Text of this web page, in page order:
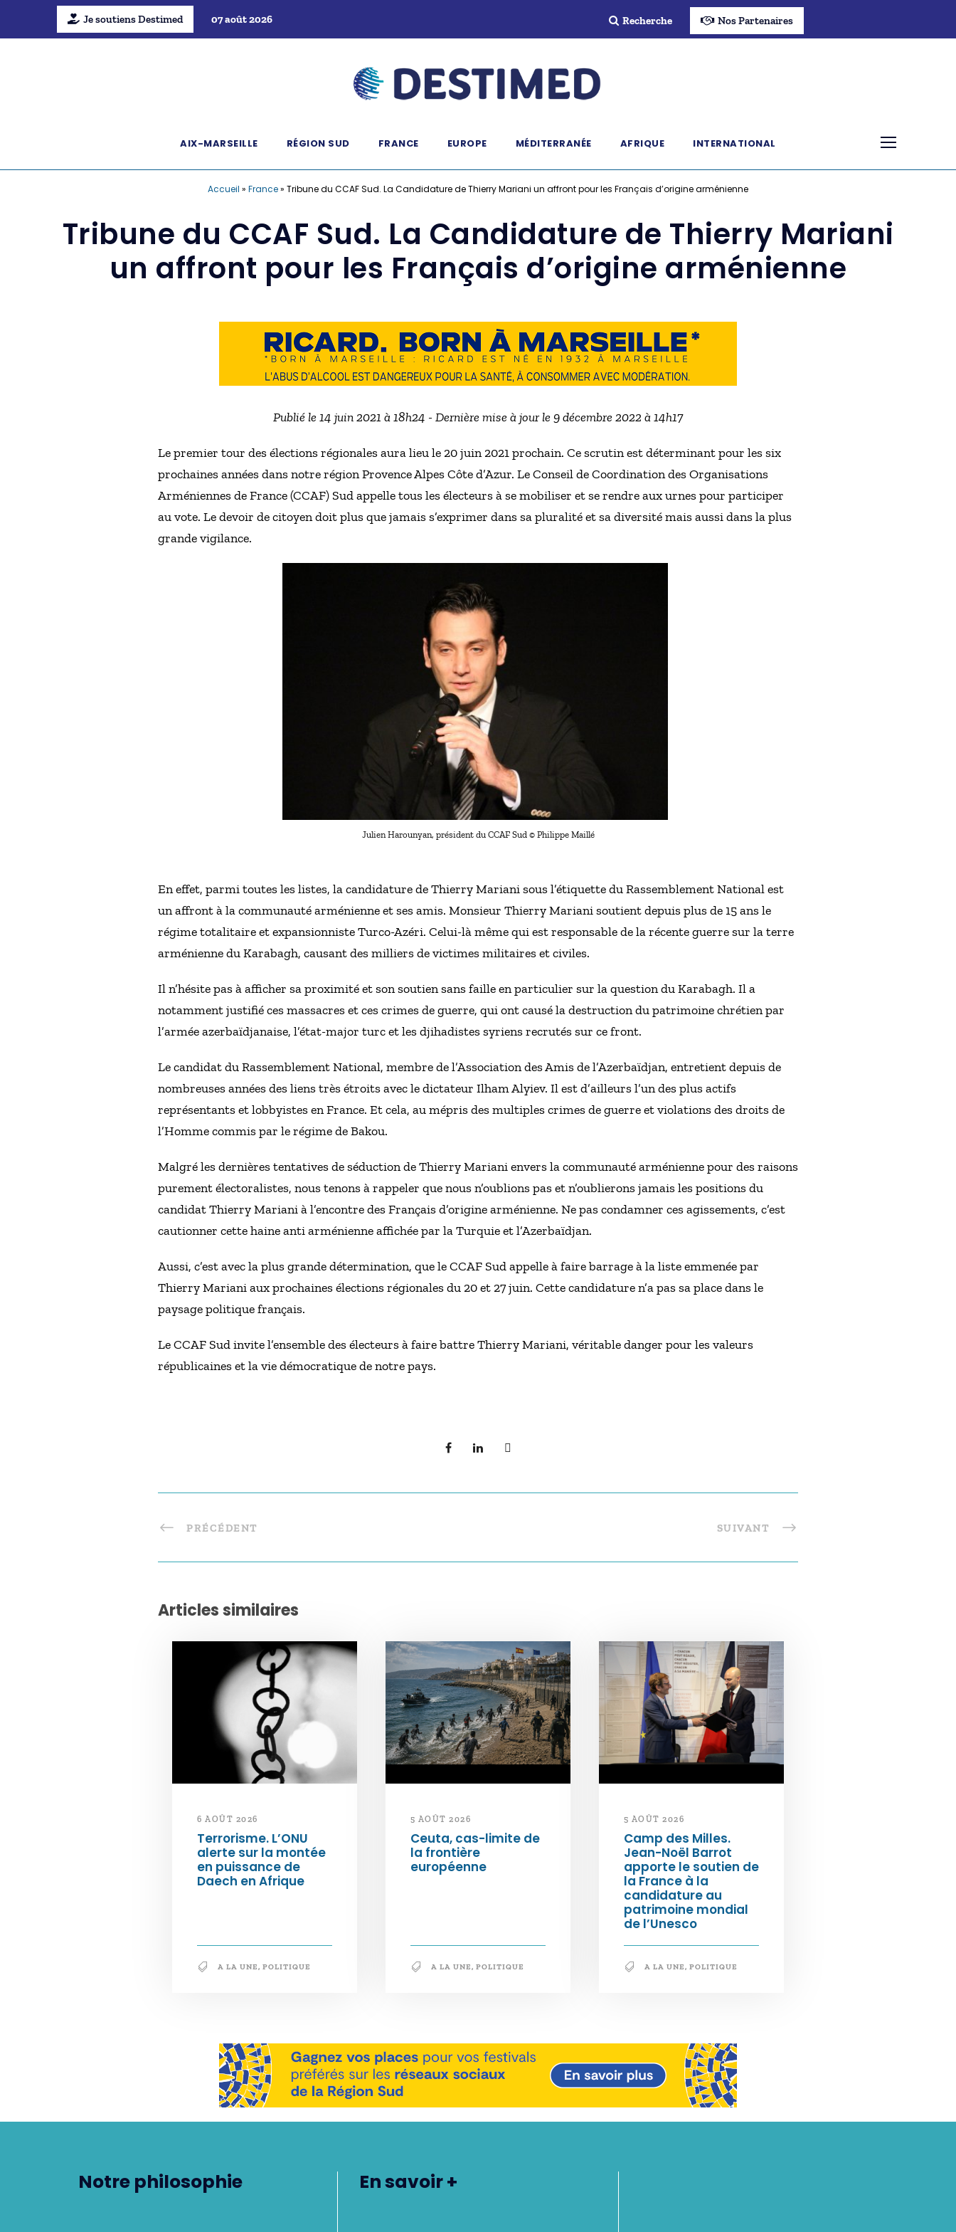
Je soutiens Destimed 07 août 2026 Recherche Nos Partenaires
AIX-MARSEILLE RÉGION SUD FRANCE EUROPE MÉDITERRANÉE AFRIQUE INTERNATIONAL
Accueil » France» Tribune du CCAF Sud. La Candidature de Thierry Mariani un affront pour les Français d’origine arménienne
Tribune du CCAF Sud. La Candidature de Thierry Mariani
un affront pour les Français d’origine arménienne
Publié le 14 juin 2021 à 18h24 - Dernière mise à jour le 9 décembre 2022 à 14h17
Le premier tour des élections régionales aura lieu le 20 juin 2021 prochain. Ce scrutin est déterminant pour les six
prochaines années dans notre région Provence Alpes Côte d’Azur. Le Conseil de Coordination des Organisations
Arméniennes de France (CCAF) Sud appelle tous les électeurs à se mobiliser et se rendre aux urnes pour participer
au vote. Le devoir de citoyen doit plus que jamais s’exprimer dans sa pluralité et sa diversité mais aussi dans la plus
grande vigilance.
Julien Harounyan, président du CCAF Sud © Philippe Maillé
En effet, parmi toutes les listes, la candidature de Thierry Mariani sous l’étiquette du Rassemblement National est
un affront à la communauté arménienne et ses amis. Monsieur Thierry Mariani soutient depuis plus de 15 ans le
régime totalitaire et expansionniste Turco-Azéri. Celui-là même qui est responsable de la récente guerre sur la terre
arménienne du Karabagh, causant des milliers de victimes militaires et civiles.
Il n’hésite pas à afficher sa proximité et son soutien sans faille en particulier sur la question du Karabagh. Il a
notamment justifié ces massacres et ces crimes de guerre, qui ont causé la destruction du patrimoine chrétien par
l’armée azerbaïdjanaise, l’état-major turc et les djihadistes syriens recrutés sur ce front.
Le candidat du Rassemblement National, membre de l’Association des Amis de l’Azerbaïdjan, entretient depuis de
nombreuses années des liens très étroits avec le dictateur Ilham Alyiev. Il est d’ailleurs l’un des plus actifs
représentants et lobbyistes en France. Et cela, au mépris des multiples crimes de guerre et violations des droits de
l’Homme commis par le régime de Bakou.
Malgré les dernières tentatives de séduction de Thierry Mariani envers la communauté arménienne pour des raisons
purement électoralistes, nous tenons à rappeler que nous n’oublions pas et n’oublierons jamais les positions du
candidat Thierry Mariani à l’encontre des Français d’origine arménienne. Ne pas condamner ces agissements, c’est
cautionner cette haine anti arménienne affichée par la Turquie et l’Azerbaïdjan.
Aussi, c’est avec la plus grande détermination, que le CCAF Sud appelle à faire barrage à la liste emmenée par
Thierry Mariani aux prochaines élections régionales du 20 et 27 juin. Cette candidature n’a pas sa place dans le
paysage politique français.
Le CCAF Sud invite l’ensemble des électeurs à faire battre Thierry Mariani, véritable danger pour les valeurs
républicaines et la vie démocratique de notre pays.
PRÉCÉDENT SUIVANT
Articles similaires
6 AOÛT 2026
Terrorisme. L’ONU
alerte sur la montée
en puissance de
Daech en Afrique
A LA UNE, POLITIQUE
5 AOÛT 2026
Ceuta, cas-limite de
la frontière
européenne
A LA UNE, POLITIQUE
5 AOÛT 2026
Camp des Milles.
Jean-Noël Barrot
apporte le soutien de
la France à la
candidature au
patrimoine mondial
de l’Unesco
A LA UNE, POLITIQUE
Notre philosophie En savoir +